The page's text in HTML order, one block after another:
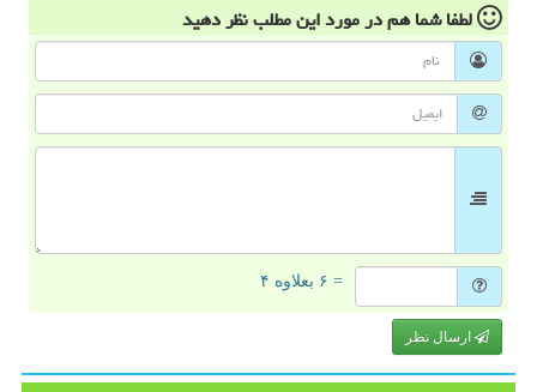
لطفا شما همدر مورد این مطلبنظر دهید
= ۶ بعلاوه ۴
ارسال نظر